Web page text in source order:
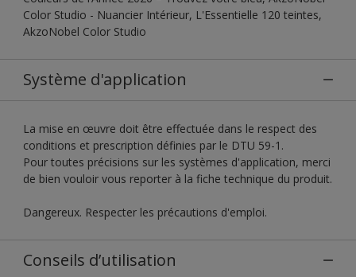
Color Studio - Nuancier Intérieur, L'Essentielle 120 teintes,
AkzoNobel Color Studio
Système d'application
La mise en œuvre doit être effectuée dans le respect des
conditions et prescription définies par le DTU 59-1.
Pour toutes précisions sur les systèmes d'application, merci
de bien vouloir vous reporter à la fiche technique du produit.
Dangereux. Respecter les précautions d'emploi.
Conseils d’utilisation